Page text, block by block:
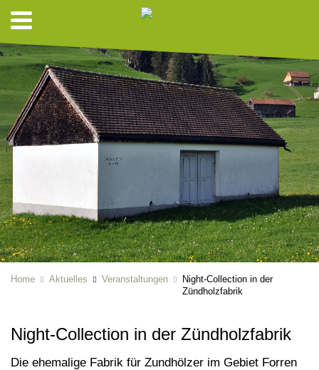
Home Aktuelles Veranstaltungen
Night-Collection in der
Zündholzfabrik
Night-Collection in der Zündholzfabrik
Die ehemalige Fabrik für Zundhölzer im Gebiet Forren